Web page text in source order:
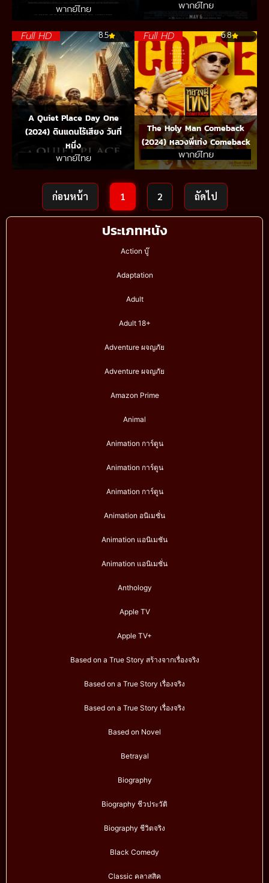
ประเภทหนัง
Action บู๊
Adaptation
Adult
Adult 18+
Adventure ผจญภัย
Adventure ผจญภัย
Amazon Prime
Animal
Animation การ์ตูน
Animation การ์ตูน
Animation การ์ตูน
Animation อนิเมชั่น
Animation แอนิเมชัน
Animation แอนิเมชั่น
Anthology
Apple TV
Apple TV+
Based on a True Story สร้างจากเรื่องจริง
Based on a True Story เรื่องจริง
Based on a True Story เรื่องจริง
Based on Novel
Betrayal
Biography
Biography ชีวประวัติ
Biography ชีวิตจริง
Black Comedy
Classic คลาสสิค
พากย์ไทย พากย์ไทย
Full HD 8.5
A Quiet Place Day One
(2024) ดินแดนไร้เสียง วันที่
หนึ่ง
พากย์ไทย
Full HD 6.8
The Holy Man Comeback
(2024) หลวงพี่เท่ง Comeback
พากย์ไทย
ก่อนหน้า 1 2 ถัดไป